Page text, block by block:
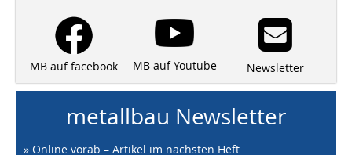
MB auf facebook MB auf Youtube Newsletter
metallbau Newsletter
» Online vorab – Artikel im nächsten Heft